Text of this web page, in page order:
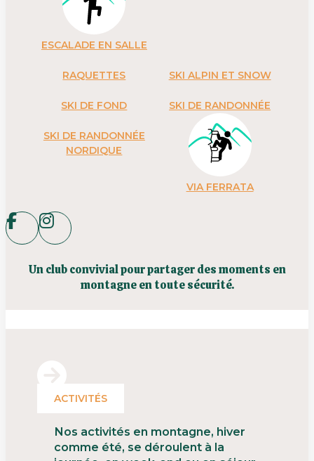
ESCALADE EN SALLE
RAQUETTES SKI ALPIN ET SNOW
SKI DE FOND SKI DE RANDONNÉE
SKI DE RANDONNÉE
NORDIQUE
VIA FERRATA
Un club convivial pour partager des moments en
montagne en toute sécurité.
ACTIVITÉS
Nos activités en montagne, hiver
comme été, se déroulent à la